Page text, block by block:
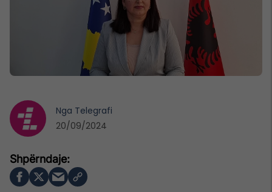
Nga Telegrafi
20/09/2024